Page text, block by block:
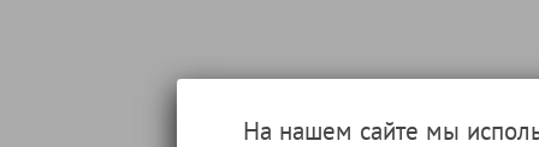
На нашем сайте мы